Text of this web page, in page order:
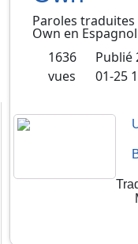
Paroles traduites
Own en Espagnol
1636
vues
Publié
01-25